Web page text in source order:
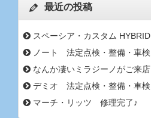
最近の投稿
スペーシア・カスタム
ノート 法定点検・整備・車
なんか凄いミラジーノがご来
デミオ 法定点検・整備・車
マーチ・リッツ 修理完了♪